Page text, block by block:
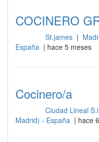
COCINERO
St.james |
España | hace 5 meses
Cocinero/a
Ciudad Lineal
Madrid) - España | hace